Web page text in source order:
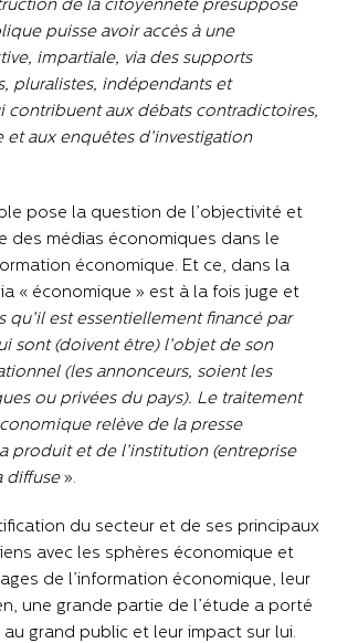
de la citoyenneté présuppose
puisse avoir accès à une
impartiale, via des supports
pluralistes, indépendants et
contribuent aux débats contradictoires,
et aux enquêtes d’investigation
pose la question de l’objectivité et
des médias économiques dans le
économique. Et ce, dans la
« économique » est à la fois juge et
qu’il est essentiellement financé par
sont (doivent être) l’objet de son
(les annonceurs, soient les
ou privées du pays). Le traitement
relève de la presse
produit et de l’institution (entreprise
diffuse».
du secteur et de ses principaux
avec les sphères économique et
de l’information économique, leur
une grande partie de l’étude a porté
grand public et leur impact sur lui.